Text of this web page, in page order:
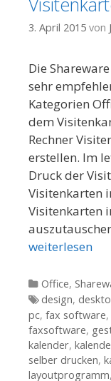
3. April 2015 von
Die
sehr
Kategorien
dem
Rechner
erstellen. Im
Druck der
Visitenkarten
Visitenkarten
weiterlesen
Kategorien
Office,
Tags
design,
pc, fax software,
faxsoftware,
kalender,
selber drucken,
layoutprogramm,